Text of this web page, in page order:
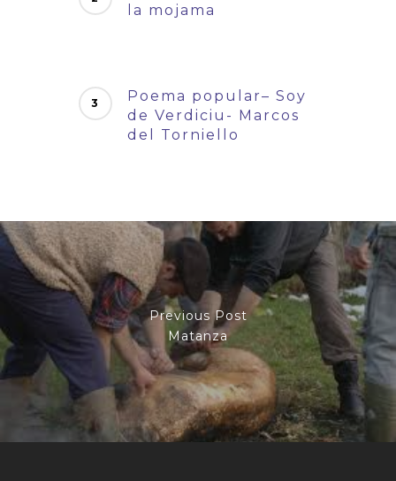
la mojama
Poema popular– Soy
de Verdiciu- Marcos
del Torniello
Previous Post
Matanza